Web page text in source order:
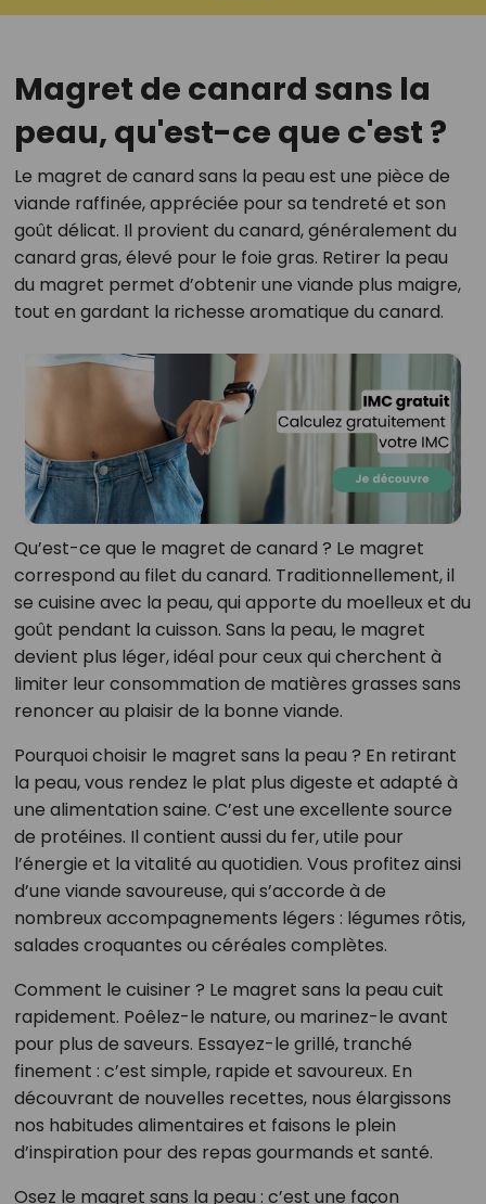
Magret de canard sans la
peau, qu'est-ce que c'est ?
Le magret de canard sans la peau est une pièce de
viande raffinée, appréciée pour sa tendreté et son
goût délicat. Il provient du canard, généralement du
canard gras, élevé pour le foie gras. Retirer la peau
du magret permet d’obtenir une viande plus maigre,
tout en gardant la richesse aromatique du canard.
Qu’est-ce que le magret de canard ? Le magret
correspond au filet du canard. Traditionnellement, il
se cuisine avec la peau, qui apporte du moelleux et du
goût pendant la cuisson. Sans la peau, le magret
devient plus léger, idéal pour ceux qui cherchent à
limiter leur consommation de matières grasses sans
renoncer au plaisir de la bonne viande.
Pourquoi choisir le magret sans la peau ? En retirant
la peau, vous rendez le plat plus digeste et adapté à
une alimentation saine. C’est une excellente source
de protéines. Il contient aussi du fer, utile pour
l’énergie et la vitalité au quotidien. Vous profitez ainsi
d’une viande savoureuse, qui s’accorde à de
nombreux accompagnements légers : légumes rôtis,
salades croquantes ou céréales complètes.
Comment le cuisiner ? Le magret sans la peau cuit
rapidement. Poêlez-le nature, ou marinez-le avant
pour plus de saveurs. Essayez-le grillé, tranché
finement : c’est simple, rapide et savoureux. En
découvrant de nouvelles recettes, nous élargissons
nos habitudes alimentaires et faisons le plein
d’inspiration pour des repas gourmands et santé.
Osez le magret sans la peau : c’est une façon